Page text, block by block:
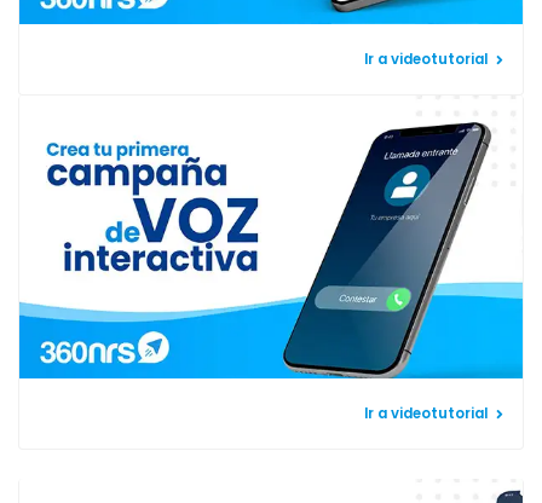
Ir a videotutorial
Ir a videotutorial